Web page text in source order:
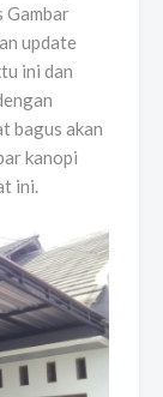
Gambar
update
ini dan
bagus akan
kanopi
ini.